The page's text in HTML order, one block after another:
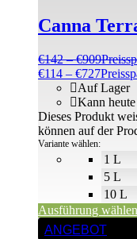
Canna
€142 –€909
€114 – €727
1 L
5 L
10 L
Auf Lager
Kann
Variante wählen:
Ausführung wählen
Dieses Produkt
können auf der
ANGEBOT